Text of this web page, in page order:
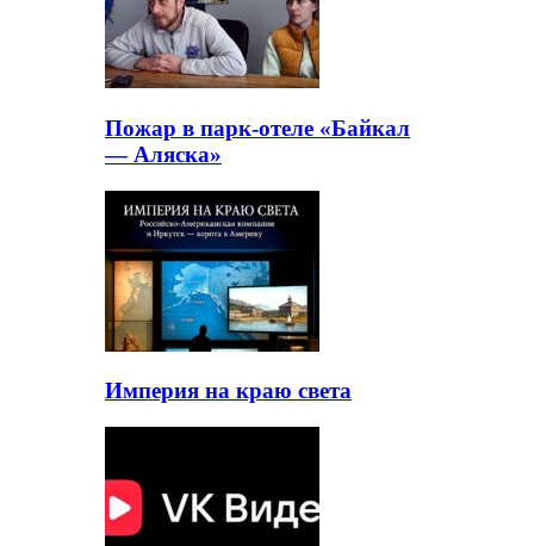
Пожар в парк-отеле «Байкал
— Аляска»
Империя на краю света